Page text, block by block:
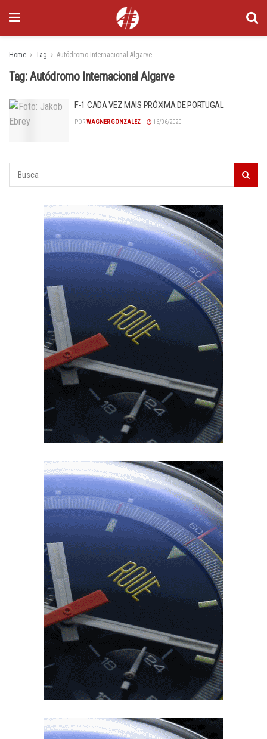
Home Tag Autódromo Internacional Algarve
Tag:Autódromo Internacional Algarve
F-1 CADA VEZ MAIS PRÓXIMA DE PORTUGAL
PORWAGNER GONZALEZ 16/06/2020